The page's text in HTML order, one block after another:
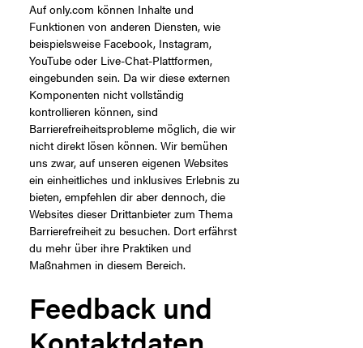
Auf only.com können Inhalte und
Funktionen von anderen Diensten, wie
beispielsweise Facebook, Instagram,
YouTube oder Live-Chat-Plattformen,
eingebunden sein. Da wir diese externen
Komponenten nicht vollständig
kontrollieren können, sind
Barrierefreiheitsprobleme möglich, die wir
nicht direkt lösen können. Wir bemühen
uns zwar, auf unseren eigenen Websites
ein einheitliches und inklusives Erlebnis zu
bieten, empfehlen dir aber dennoch, die
Websites dieser Drittanbieter zum Thema
Barrierefreiheit zu besuchen. Dort erfährst
du mehr über ihre Praktiken und
Maßnahmen in diesem Bereich.
Feedback und